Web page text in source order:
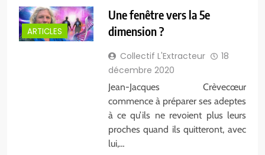
ARTICLES
Une fenêtre vers la 5e
dimension ?
Collectif L'Extracteur
18
décembre 2020
Jean-Jacques Crèvecœur
commence à préparer ses adeptes
à ce qu’ils ne revoient plus leurs
proches quand ils quitteront, avec
lui,…